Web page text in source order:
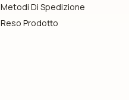
Metodi Di Spedizione
Reso Prodotto